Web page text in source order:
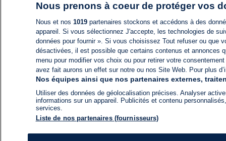
Nous prenons à coeur de protéger vos
Nous et nos 1019partenaires stockons et accédons à des
appareil. Si vous sélectionnez J'accepte, les technologies de
données pour fournir ». Si vous choisissez Tout refuser ou
désactivées, il est possible que certains contenus et annonces
menu pour modifier vos choix ou pour retirer votre
avez fait aurons un effet sur notre ou nos Site Web. Pour plus
Nos équipes ainsi que nos partenaires externes,
Utiliser des données de géolocalisation précises. Analyser
informations sur un appareil. Publicités et contenu
services.
Liste de nos partenaires (fournisseurs)